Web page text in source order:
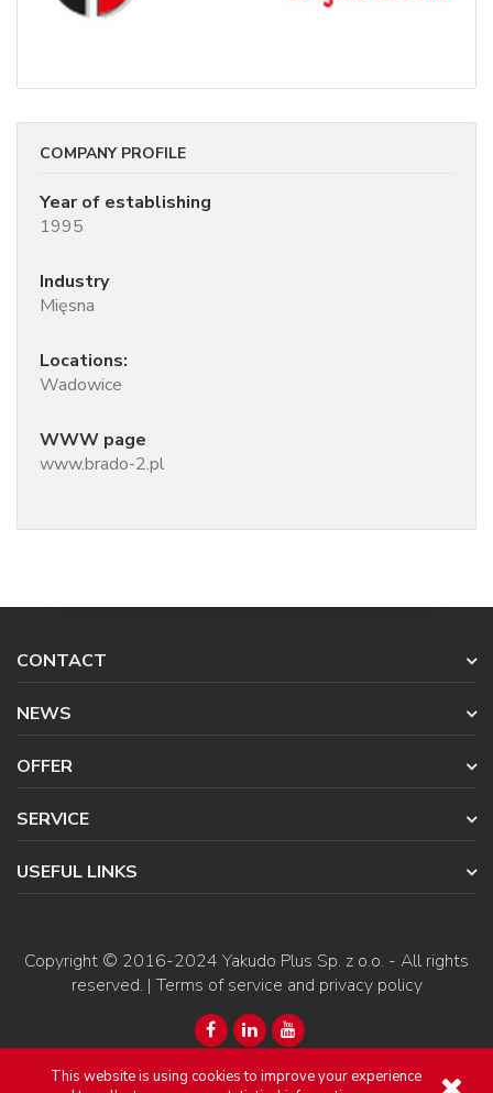
COMPANY PROFILE
Year of establishing
1995
Industry
Mięsna
Locations:
Wadowice
WWW page
www.brado-2.pl
This website is using cookies to improve your experience
CONTACT
NEWS
OFFER
SERVICE
USEFUL LINKS
Copyright © 2016-2024 Yakudo Plus Sp. z o.o. - All rights
reserved. |Terms of service and privacy policy